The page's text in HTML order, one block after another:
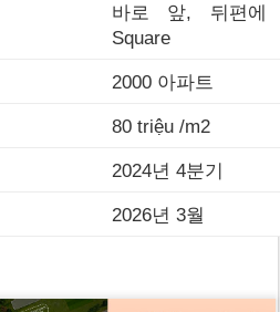
바로 앞, 뒤편에
Square
2000 아파트
80 triệu /m2
2024년 4분기
2026년 3월